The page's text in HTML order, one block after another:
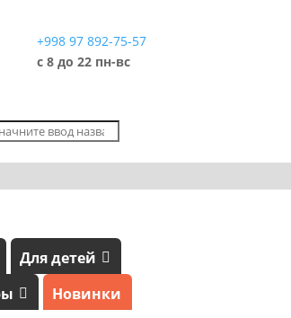
+998 97 892-75-57
с 8 до 22 пн-вс
Для детей
Новинки